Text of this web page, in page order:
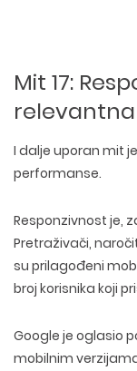
Mit 17:
relevantna
I dalje uporan mit
performanse.
Responzivnost je,
Pretraživači,
su prilagođeni
broj korisnika koji
Google je oglasio
mobilnim